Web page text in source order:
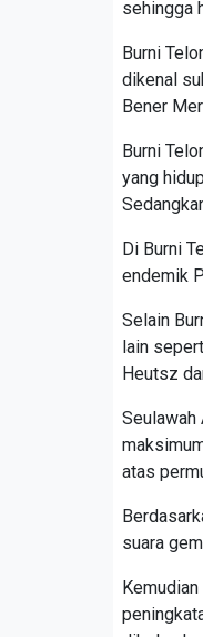
sehingga
Burni
dikenal
Bener
Burni
yang
Di Burni
endemik
Selain
lain
Heutsz
Seulawah
atas
suara